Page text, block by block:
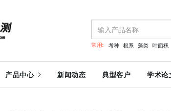
常用: 考种 根系 藻类 叶面积
产品中心 新闻动态 典型客户 学术论